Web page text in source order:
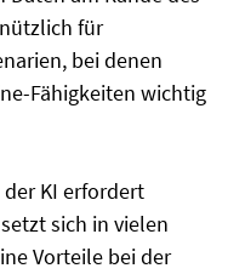
für
bei denen
Fähigkeiten wichtig
KI erfordert
sich in vielen
Vorteile bei der